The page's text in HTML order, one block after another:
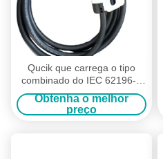
Qucik que carrega o tipo
combinado do IEC 62196-3
do carregador de 200A
1000V CCS - tomada 2
Obtenha o melhor
preço